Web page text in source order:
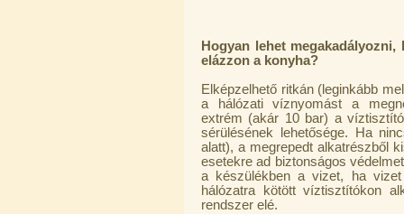
Hogyan lehet
elázzon a konyha?
Elképzelhető ritkán (leginkább
a hálózati víznyomást a
extrém (akár 10 bar) a
sérülésének lehetősége. Ha
alatt), a megrepedt alkatrészből
esetekre ad biztonságos
a készülékben a vizet, ha
hálózatra kötött víztisztítókon
rendszer elé.